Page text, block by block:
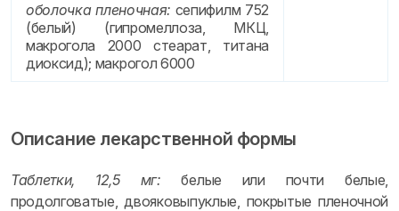
оболочка пленочная: сепифилм 752
(белый) (гипромеллоза, МКЦ,
макрогола 2000 стеарат, титана
диоксид); макрогол 6000
Описание лекарственной формы
Таблетки, 12,5 мг: белые или почти белые,
продолговатые, двояковыпуклые, покрытые пленочной